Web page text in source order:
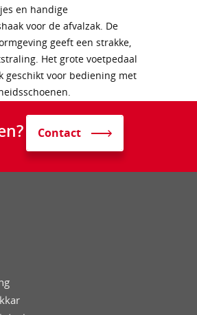
en handige
voor de afvalzak. De
geeft een strakke,
Het grote voetpedaal
geschikt voor bediening met
Contact